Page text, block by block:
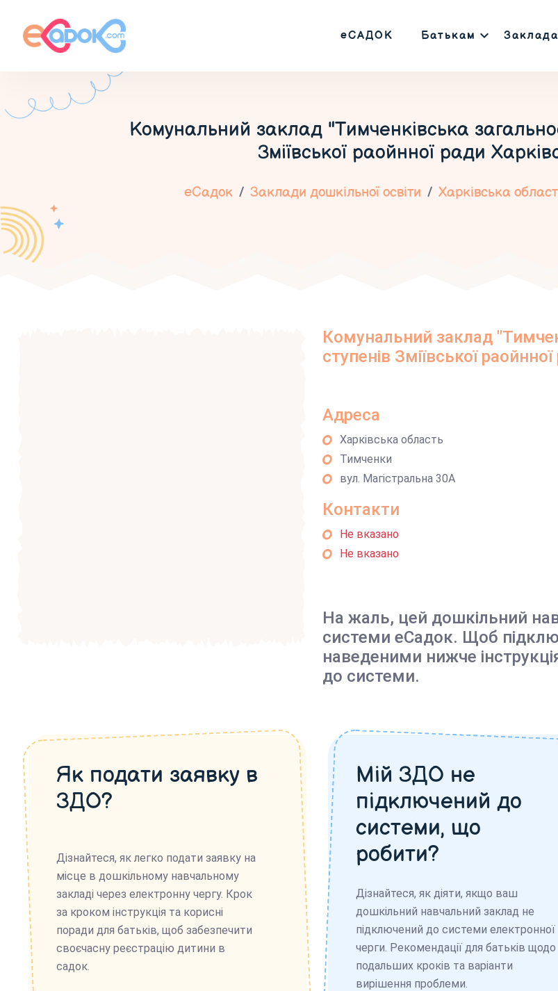
еСАДОК Батькам
Комунальний заклад "Тимченківська
Зміївської раойнної ради
еСадок Заклади дошкільної освіти Харківська
Комунальний заклад
ступенів Зміївської
Адреса
Харківська область
Тимченки
вул. Магістральна 30А
Контакти
Не вказано
Не вказано
На жаль, цей дошкільний
системи еСадок. Щоб
наведеними нижче
до системи.
Як подати заявку в
ЗДО?
Дізнайтеся, як легко подати заявку на
місце в дошкільному навчальному
закладі через електронну чергу. Крок
за кроком інструкція та корисні
поради для батьків, щоб забезпечити
своєчасну реєстрацію дитини в
садок.
Мій ЗДО не
підключений до
системи, що
робити?
Дізнайтеся, як діяти, якщо ваш
дошкільний навчальний заклад не
підключений до системи електронної
черги. Рекомендації для батьків щодо
подальших кроків та варіанти
вирішення проблеми.